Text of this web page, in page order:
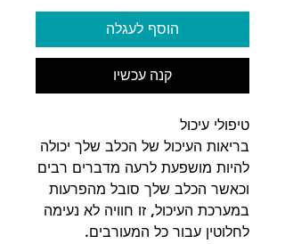
הוסף לעגלה
קנה עכשיו
טיפולי עיכול
בריאות העיכול של הכלב שלך יכולה
להיות מושפעת לרעה מדברים רבים
וכאשר הכלב שלך סובל מהפרעות
במערכת העיכול, זו חוויה לא נעימה
לחלוטין עבור כל המעורבים.